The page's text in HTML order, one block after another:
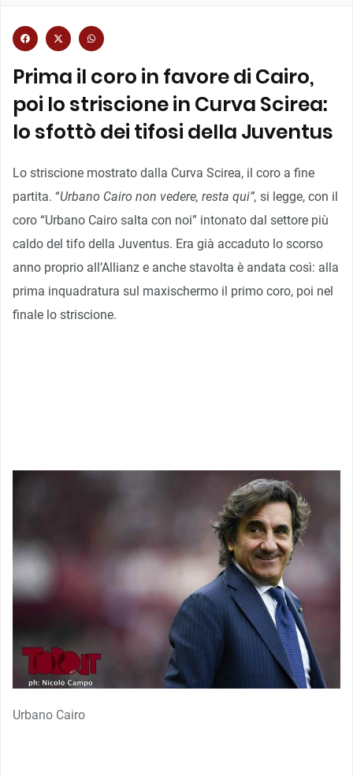
Prima il coro in favore di Cairo,
poi lo striscione in Curva Scirea:
lo sfottò dei tifosi della Juventus
Lo striscione mostrato dalla Curva Scirea, il coro a fine
partita. “Urbano Cairo non vedere, resta qui”, si legge, con il
coro “Urbano Cairo salta con noi” intonato dal settore più
caldo del tifo della Juventus. Era già accaduto lo scorso
anno proprio all’Allianz e anche stavolta è andata così: alla
prima inquadratura sul maxischermo il primo coro, poi nel
finale lo striscione.
Urbano Cairo